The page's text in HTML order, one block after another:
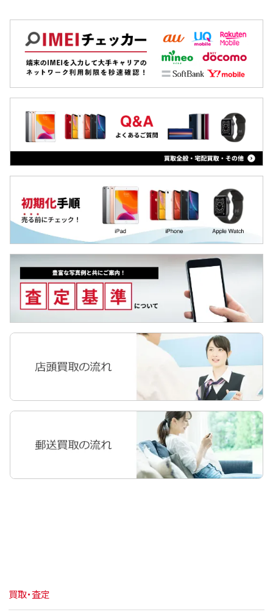
Galaxy S10
Galaxy S9
Galaxy S8
Galaxy 旧モデル
Xiaomi
MacBook
iPad
Qua tab
dtab
MediaPad
LAVIE Tab
YOGA Tab
Surface
Galaxyタブ
Pixel Tab
買取・査定